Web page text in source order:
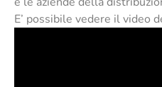
E’ possibile vedere il video